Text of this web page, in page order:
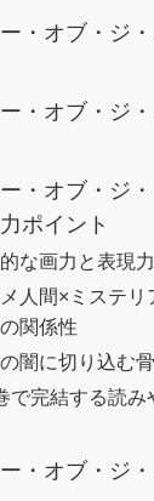
ー・オブ・ジ
ー・オブ・ジ
ー・オブ・ジ
ポイント
な画力と表現力
メ人間×ミステ
関係性
闇に切り込む
で完結する読
ー・オブ・ジ